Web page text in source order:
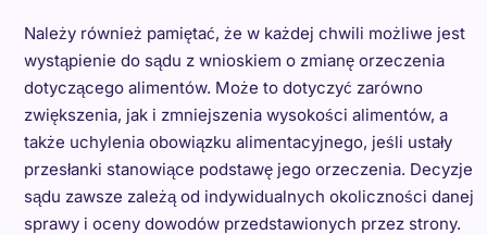
Należy również pamiętać, że w każdej chwili możliwe jest
wystąpienie do sądu z wnioskiem o zmianę orzeczenia
dotyczącego alimentów. Może to dotyczyć zarówno
zwiększenia, jak i zmniejszenia wysokości alimentów, a
także uchylenia obowiązku alimentacyjnego, jeśli ustały
przesłanki stanowiące podstawę jego orzeczenia. Decyzje
sądu zawsze zależą od indywidualnych okoliczności danej
sprawy i oceny dowodów przedstawionych przez strony.